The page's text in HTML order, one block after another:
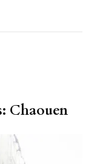
Chaouen